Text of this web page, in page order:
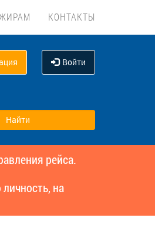
КОНТАКТЫ
Войти
рейса.
на